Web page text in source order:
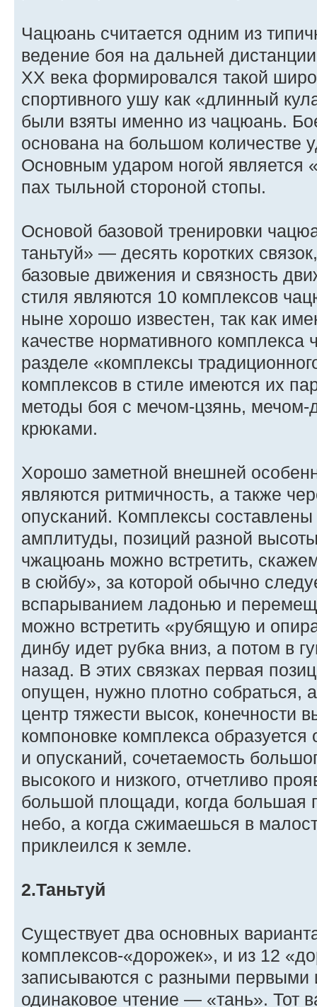
Чацюань считается одним из
ведение боя на дальней
XX века формировался такой
спортивного ушу как «длинный
были взяты именно из чацюань.
основана на большом количестве
Основным ударом ногой является
пах тыльной стороной стопы.
Основой базовой тренировки
таньтуй» — десять коротких
базовые движения и связность
стиля являются 10 комплексов
ныне хорошо известен, так как
качестве нормативного
разделе «комплексы
комплексов в стиле имеются их
методы боя с мечом-цзянь,
крюками.
Хорошо заметной внешней
являются ритмичность, а также
опусканий. Комплексы
амплитуды, позиций разной
чжацюань можно встретить,
в сюйбу», за которой обычно
вспарыванием ладонью и
можно встретить «рубящую и
динбу идет рубка вниз, а потом в
назад. В этих связках первая
опущен, нужно плотно собраться,
центр тяжести высок, конечности
компоновке комплекса
и опусканий, сочетаемость
высокого и низкого, отчетливо
большой площади, когда большая
небо, а когда сжимаешься в
приклеился к земле.
2.Таньтуй
Существует два основных
комплексов-«дорожек», и из 12
записываются с разными
одинаковое чтение — «тань». Тот